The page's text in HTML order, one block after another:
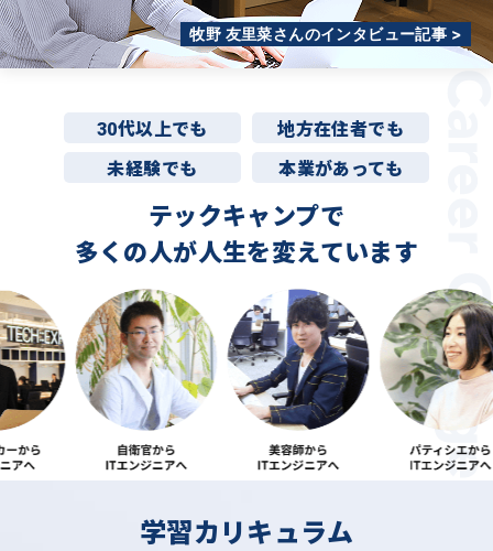
牧野 友里菜さんのインタビュー記事 >
30代以上でも
地方在住者でも
未経験でも
本業があっても
テックキャンプで
多くの人が人生を変えています
学習カリキュラム